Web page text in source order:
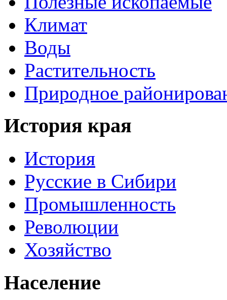
Климат
Воды
Растительность
Природное
История края
История
Русские в Сибири
Промышленность
Революции
Хозяйство
Население